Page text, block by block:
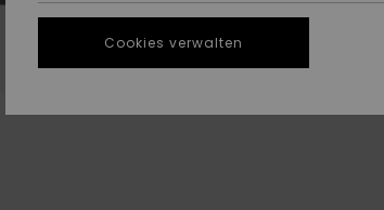
Cookies verwalten